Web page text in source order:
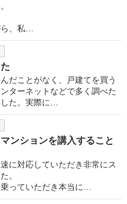
、私…
だことがなく、戸建てを買う
ターネットなどで多く調べた
た。実際に…
ンションを講入すること
に対応していただき非常にス
。
っていただき本当に…